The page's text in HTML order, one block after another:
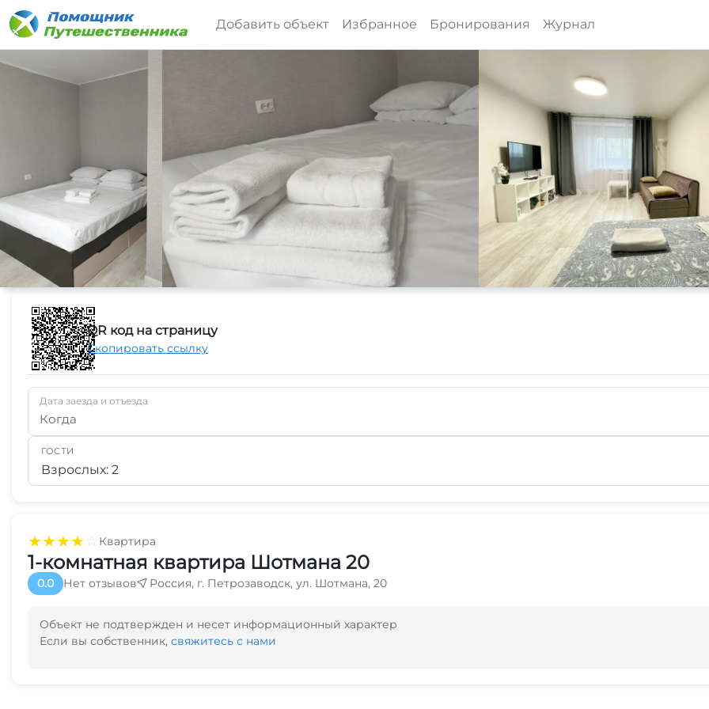
Добавить объект Избранное Бронирования Журнал
★★★★☆Квартира
1-комнатная квартира Шотмана 20
0.0 Нет отзывов Россия, г. Петрозаводск, ул. Шотмана, 20
Объект не подтвержден и несет информационный характер
Если вы собственник, свяжитесь с нами
QR код на страницу
Скопировать ссылку
Дата заезда и отъезда
Когда
ГОСТИ
Взрослых: 2